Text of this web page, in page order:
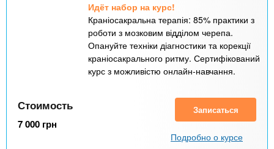
Идёт набор на курс!
Краніосакральна терапія: 85% практики з
роботи з мозковим відділом черепа.
Опануйте техніки діагностики та корекції
краніосакрального ритму. Сертифікований
курс з можливістю онлайн-навчання.
Стоимость
7 000 грн
Записаться
Подробно о курсе